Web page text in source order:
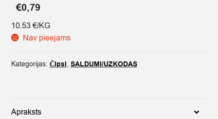
€0,79
10.53 €/KG
Nav pieejams
Kategorijas: Čipsi, SALDUMI/UZKODAS
Apraksts